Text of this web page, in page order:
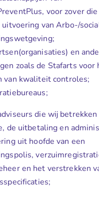
voor zover
uitvoering van Arbo-/
en
zoals de Stafarts voor
van kwaliteit controles;
die wij
de uitbetaling en
uit hoofde van een
en het verstrekken